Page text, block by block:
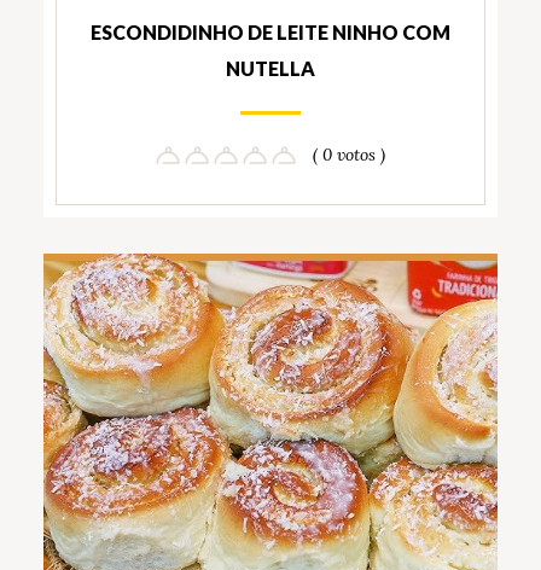
ESCONDIDINHO DE LEITE NINHO COM
NUTELLA
( 0 votos )